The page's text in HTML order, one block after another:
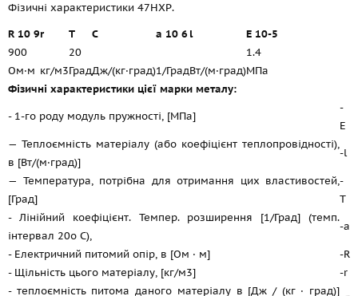
Фізичні характеристики 47НХР.
R 10 9r T C a 10 6 l
E 10-5
900
20
1.4
Ом·м кг/м3ГрадДж/(кг·град)1/ГрадВт/(м·град)МПа
Фізичні характеристики цієї марки металу:
- 1-го роду модуль пружності, [МПа]
-
E
— Теплоємність матеріалу (або коефіцієнт теплопровідності),
в [Вт/(м·град)]
-l
— Температура, потрібна для отримання цих властивостей,
[Град]
-
T
- Лінійний коефіцієнт. Темпер. розширення [1/Град] (темп.
інтервал 20o С),
-a
- Електричний питомий опір, в [Ом · м]
-R
- Щільність цього матеріалу, [кг/м3]
-r
- теплоємність питома даного матеріалу в [Дж / (кг · град)]